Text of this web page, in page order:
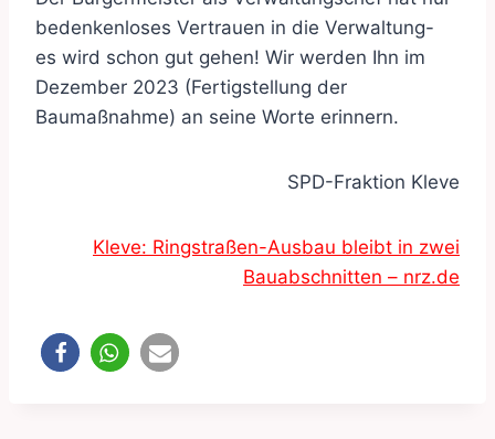
bedenkenloses Vertrauen in die Verwaltung-
es wird schon gut gehen! Wir werden Ihn im
Dezember 2023 (Fertigstellung der
Baumaßnahme) an seine Worte erinnern.
SPD-Fraktion Kleve
Kleve: Ringstraßen-Ausbau bleibt in zwei
Bauabschnitten – nrz.de